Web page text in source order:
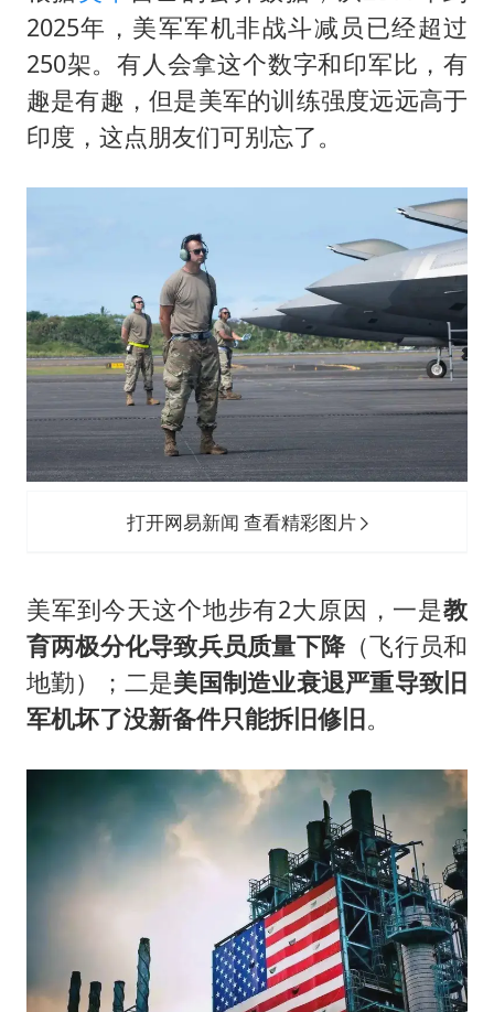
2025年，美军军机非战斗减员已经超过
250架。有人会拿这个数字和印军比，有
趣是有趣，但是美军的训练强度远远高于
印度，这点朋友们可别忘了。
打开网易新闻 查看精彩图片
美军到今天这个地步有2大原因，一是教
育两极分化导致兵员质量下降（飞行员和
地勤）；二是美国制造业衰退严重导致旧
军机坏了没新备件只能拆旧修旧。